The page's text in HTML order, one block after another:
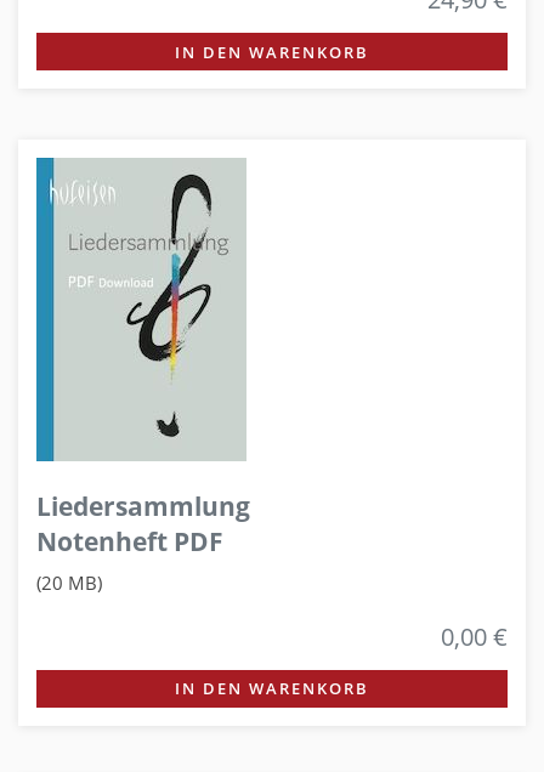
IN DEN WARENKORB
Liedersammlung
Notenheft PDF
(20 MB)
0,00 €
IN DEN WARENKORB